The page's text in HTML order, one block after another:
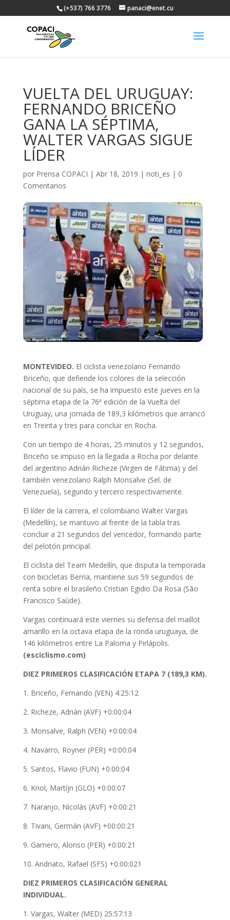
(+537) 766 3776 panaci@enet.cu
VUELTA DEL URUGUAY:
FERNANDO BRICEÑO
GANA LA SÉPTIMA,
WALTER VARGAS SIGUE
LÍDER
por Prensa COPACI | Abr 18, 2019 | noti_es | 0
Comentarios
MONTEVIDEO. El ciclista venezolano Fernando
Briceño, que defiende los colores de la selección
nacional de su país, se ha impuesto este jueves en la
séptima etapa de la 76ª edición de la Vuelta del
Uruguay, una jornada de 189,3 kilómetros que arrancó
en Treinta y tres para concluir en Rocha.
Con un tiempo de 4 horas, 25 minutos y 12 segundos,
Briceño se impuso en la llegada a Rocha por delante
del argentino Adrián Richeze (Virgen de Fátima) y del
también venezolano Ralph Monsalve (Sel. de
Venezuela), segundo y tercero respectivamente.
El líder de la carrera, el colombiano Walter Vargas
(Medellín), se mantuvo al frente de la tabla tras
concluir a 21 segundos del vencedor, formando parte
del pelotón principal.
El ciclista del Team Medellín, que disputa la temporada
con bicicletas Berria, mantiene sus 59 segundos de
renta sobre el brasileño Cristian Egidio Da Rosa (São
Francisco Saùde).
Vargas continuará este viernes su defensa del maillot
amarillo en la octava etapa de la ronda uruguaya, de
146 kilómetros entre La Paloma y Pirlápolis.
(esciclismo.com)
DIEZ PRIMEROS CLASIFICACIÓN ETAPA 7 (189,3 KM).
1. Briceño, Fernando (VEN) 4:25:12
2. Richeze, Adrián (AVF) +0:00:04
3. Monsalve, Ralph (VEN) +0:00:04
4. Navarro, Royner (PER) +0:00:04
5. Santos, Flavio (FUN) +0:00:04
6. Knol, Martíjn (GLO) +0:00:07
7. Naranjo, Nicolás (AVF) +0:00:21
8. Tivani, Germán (AVF) +00:00:21
9. Gamero, Alonso (PER) +0:00:21
10. Andriato, Rafael (SFS) +0:00:021
DIEZ PRIMEROS CLASIFICACIÓN GENERAL
INDIVIDUAL.
1. Vargas, Walter (MED) 25:57:13